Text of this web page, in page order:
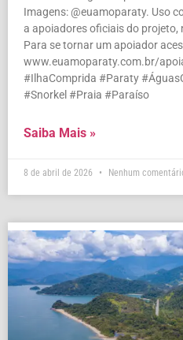
Imagens: @euamoparaty. Uso
a apoiadores oficiais do
Para se tornar um apoiador
www.euamoparaty.com.br/
#IlhaComprida #Paraty
#Snorkel #Praia #Paraíso
Saiba Mais »
8 de abril de 2026 Nenhum